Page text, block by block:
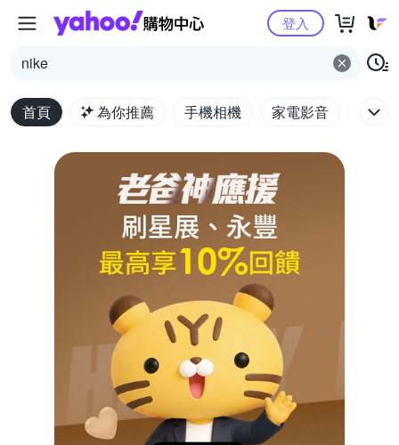
Yahoo購物中心
nike
登入
首頁 為你推薦 手機相機 家電影音 電腦